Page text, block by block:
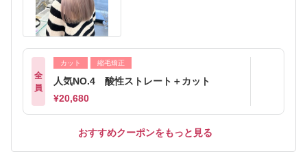
全
員
カット 縮毛矯正
人気NO.4 酸性ストレート＋カット
¥20,680
おすすめクーポンをもっと見る